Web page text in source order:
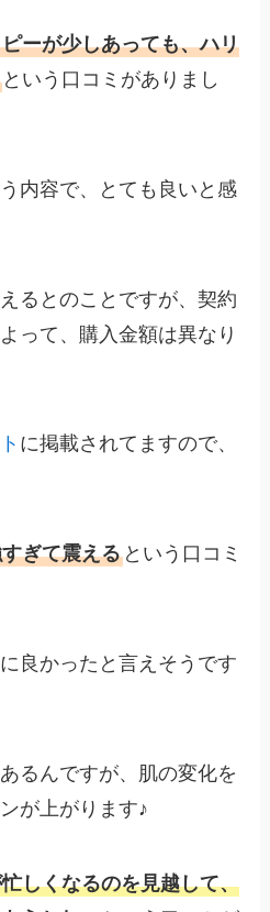
ーが少しあっても、ハリ
という口コミがありまし
内容で、とても良いと感
るとのことですが、契約
って、購入金額は異なり
に掲載されてますので、
ぎて震える という口コミ
良かったと言えそうです
るんですが、肌の変化を
が上がります♪
しくなるのを見越して、